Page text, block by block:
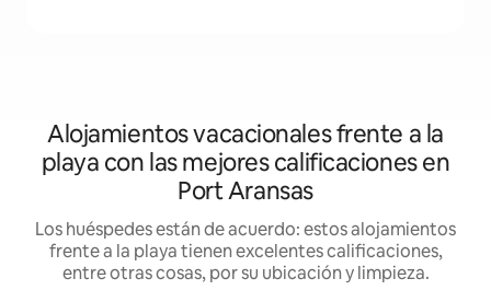
Alojamientos vacacionales frente a la
playa con las mejores calificaciones en
Port Aransas
Los huéspedes están de acuerdo: estos alojamientos
frente a la playa tienen excelentes calificaciones,
entre otras cosas, por su ubicación y limpieza.